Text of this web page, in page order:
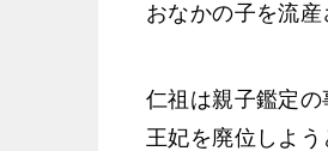
おなかの子を流
仁祖は親子鑑定の
王妃を廃位しよう